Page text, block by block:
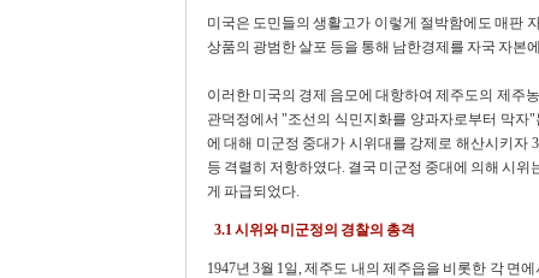
미국은 도민들의 생활고가 이렇게 절박함에도 매판
상품의 광범한 살포 등을 통해 남한경제를 자국 자본
이러한 미국의 경제 음모에 대항하여 제주도의 제주
관덕정에서 "조선의 식민지화를 양과자로부터 막
에 대해 미군정 중대가 시위대를 강제로 해산시키자
등 격렬히 저항하였다. 결국 미군정 중대에 의해 시
게 파급되었다.
3.1 시위와 미군정의 경찰의 총격
1947년 3월 1일, 제주도 내의 제주읍을 비롯한 각 면